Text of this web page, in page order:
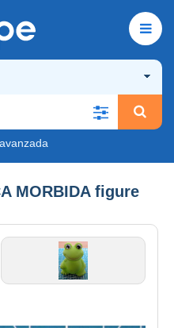
MORBIDA figure